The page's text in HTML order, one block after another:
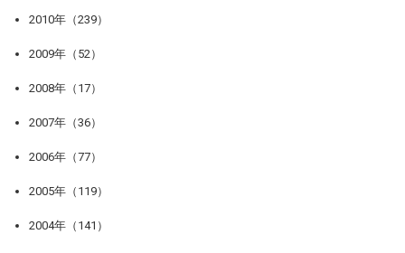
2010年（239）
2009年（52）
2008年（17）
2007年（36）
2006年（77）
2005年（119）
2004年（141）